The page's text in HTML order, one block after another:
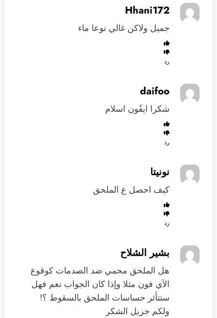
Hhani172
جميل ولاكن غالي نوعا ماء
رد
daifoo
شكرا ايفًون اسلام
رد
نونيتا
كيف احصل ع الملحق
رد
بشير الشلاح
هل الملحق محمي ضد الصدمات كوقوع
الآي فون مثلا وإذا كان الجواب نعم فهل
ستتأثر حساسات الملحق بالسقوط ؟!
ولكم جزيل الشكر